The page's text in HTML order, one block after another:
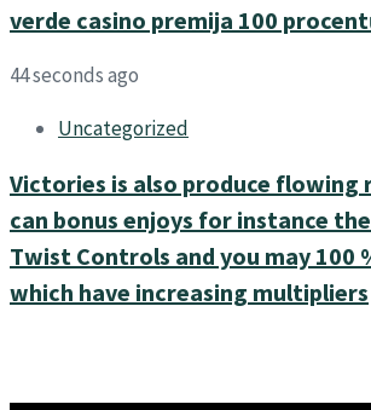
verde casino premija 100
44 seconds ago
Uncategorized
Victories is also produce flowing
can bonus enjoys for instance
Twist Controls and you may 100
which have increasing multipliers